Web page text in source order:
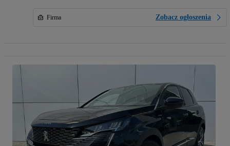
Firma Zobacz ogłoszenia